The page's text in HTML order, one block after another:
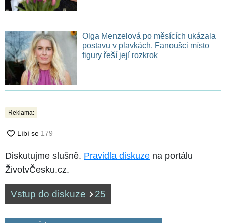
Olga Menzelová po měsících ukázala
postavu v plavkách. Fanoušci místo
figury řeší její rozkrok
Reklama:
Diskutujme slušně. Pravidla diskuze na portálu
ŽivotvČesku.cz.
Vstup do diskuze 25